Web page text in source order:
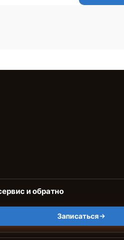
и обратно
Записаться